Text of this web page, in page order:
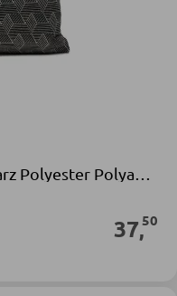
37,50